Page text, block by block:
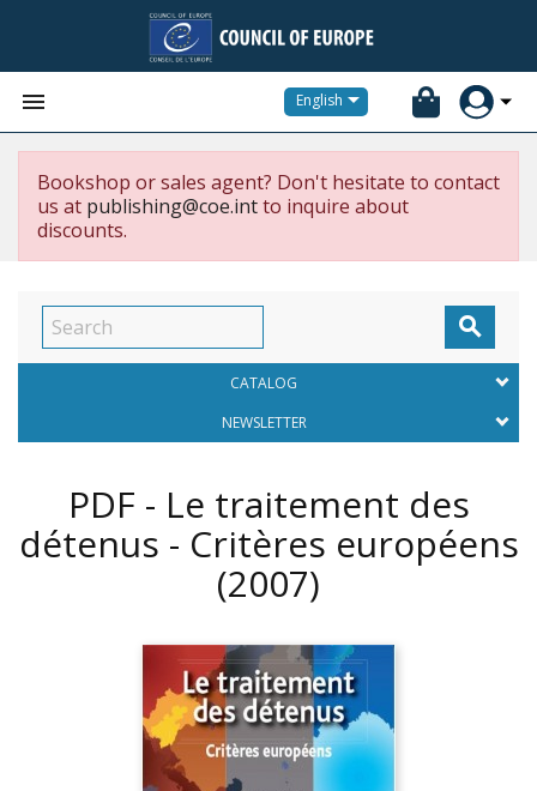
 English
Bookshop or sales agent? Don't hesitate to contact
us at publishing@coe.intto inquire about
discounts.

CATALOG
NEWSLETTER
PDF - Le traitement des
détenus - Critères européens
(2007)